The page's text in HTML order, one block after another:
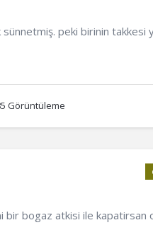
peki birinin takkesi
Görüntüleme
bogaz atkisi ile kapatirsan